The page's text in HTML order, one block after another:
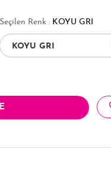
Seçilen Renk : KOYU GRI